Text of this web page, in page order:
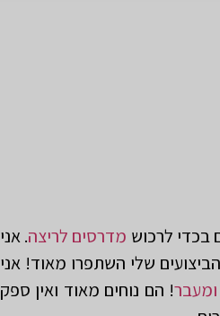
מדרסים לריצה. אני
שלי השתפרו מאוד! אני
! הם נוחים מאוד ואין ספק